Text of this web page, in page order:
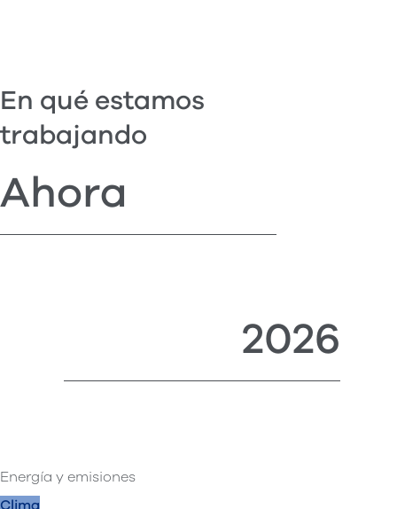
En qué estamos
trabajando
Ahora
2026
Energía y emisiones